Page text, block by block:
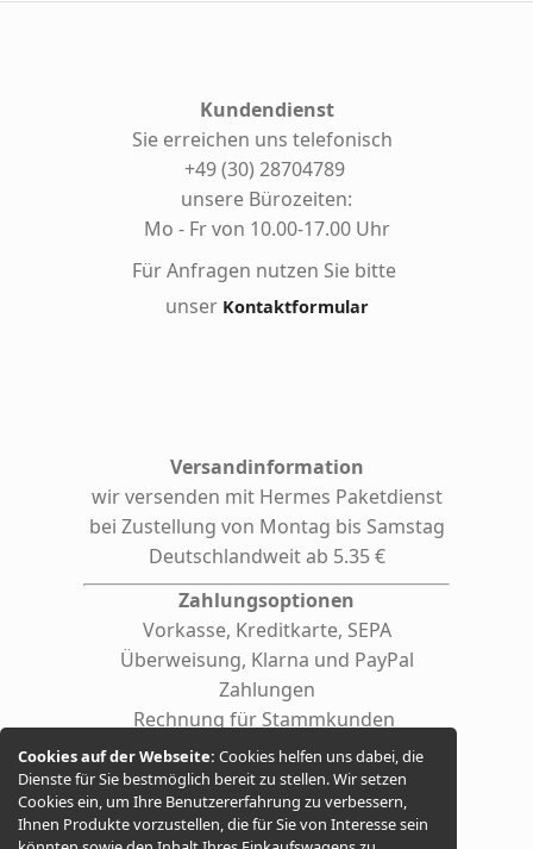
Cookies auf der Webseite:Cookies helfen uns dabei, die
Dienste für Sie bestmöglich bereit zu stellen. Wir setzen
Cookies ein, um Ihre Benutzererfahrung zu verbessern,
Ihnen Produkte vorzustellen, die für Sie von Interesse sein
Kundendienst
Sie erreichen uns telefonisch
+49 (30) 28704789
unsere Bürozeiten:
Mo - Fr von 10.00-17.00 Uhr
Für Anfragen nutzen Sie bitte
unser Kontaktformular
Versandinformation
wir versenden mit Hermes Paketdienst
bei Zustellung von Montag bis Samstag
Deutschlandweit ab 5.35 €
Zahlungsoptionen
Vorkasse, Kreditkarte, SEPA
Überweisung, Klarna und PayPal
Zahlungen
Rechnung für Stammkunden
(auf Anfrage auch für Firmen /
behördliche Einrichtungen)